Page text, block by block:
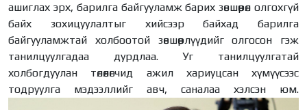
ашиглах эрх, барилга байгууламж барих зөвшөөрөл олгохгүй
байх зохицуулалтыг хийсээр байхад барилга
байгууламжтай холбоотой зөвшөөрлүүдийг олгосон гэж
танилцуулгадаа дурдлаа. Уг танилцуулгатай
холбогдуулан төлөөлөгчид ажил хариуцсан хүмүүсээс
тодруулга мэдээллийг авч, саналаа хэлсэн юм.